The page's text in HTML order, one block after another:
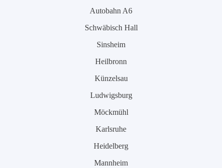
Autobahn A6
Schwäbisch Hall
Sinsheim
Heilbronn
Künzelsau
Ludwigsburg
Möckmühl
Karlsruhe
Heidelberg
Mannheim